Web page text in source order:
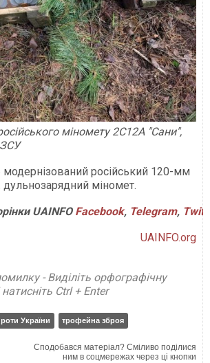
міномету 2С12А "Сани",
російський 120-мм
дульнозарядний міномет.
UAINFO Facebook, Telegram,
UAINFO.org
- Виділіть орфографічну
Ctrl + Enter
України трофейна зброя
Сподобався матеріал? Сміливо поділися
ним в соцмережах через ці кнопки